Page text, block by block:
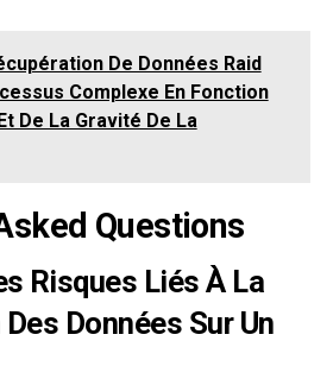
De Données Raid
Complexe En Fonction
De La Gravité De La
Questions
Risques Liés À La
Données Sur Un